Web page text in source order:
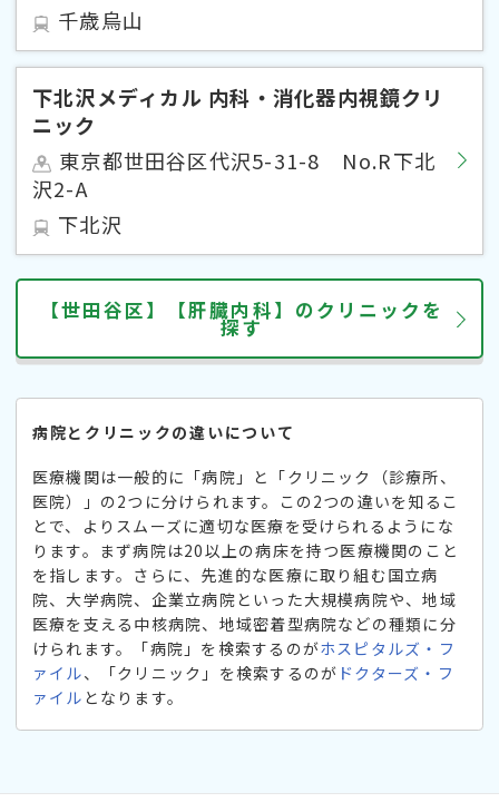
千歳烏山
下北沢メディカル 内科・消化器内視鏡クリ
ニック
東京都世田谷区代沢5-31-8 No.R下北
沢2-A
下北沢
【世田谷区】【肝臓内科】のクリニックを
探す
病院とクリニックの違いについて
医療機関は一般的に「病院」と「クリニック（診療所、
医院）」の2つに分けられます。この2つの違いを知るこ
とで、よりスムーズに適切な医療を受けられるようにな
ります。まず病院は20以上の病床を持つ医療機関のこと
を指します。さらに、先進的な医療に取り組む国立病
院、大学病院、企業立病院といった大規模病院や、地域
医療を支える中核病院、地域密着型病院などの種類に分
けられます。「病院」を検索するのがホスピタルズ・フ
ァイル、「クリニック」を検索するのが ドクターズ・フ
ァイル となります。